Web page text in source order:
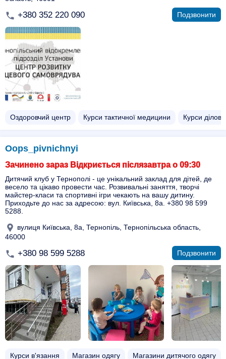
+380 352 220 090 Подзвонити
Оздоровчий центр Курси тактичної медицини Курси
Oops_pivnichnyi
Зачинено зараз Відкриється післязавтра о 09:30
Дитячий клуб у Тернополі - це унікальний заклад для дітей, де
весело та цікаво провести час. Розвивальні заняття, творчі
майстер-класи та спортивні ігри чекають на вашу дитину.
Приходьте до нас за адресою: вул. Київська, 8а. +380 98 599
5288.
вулиця Київська, 8а, Тернопіль, Тернопільська область,
46000
+380 98 599 5288 Подзвонити
Курси в'язання Магазин одягу Магазини дитячого одягу